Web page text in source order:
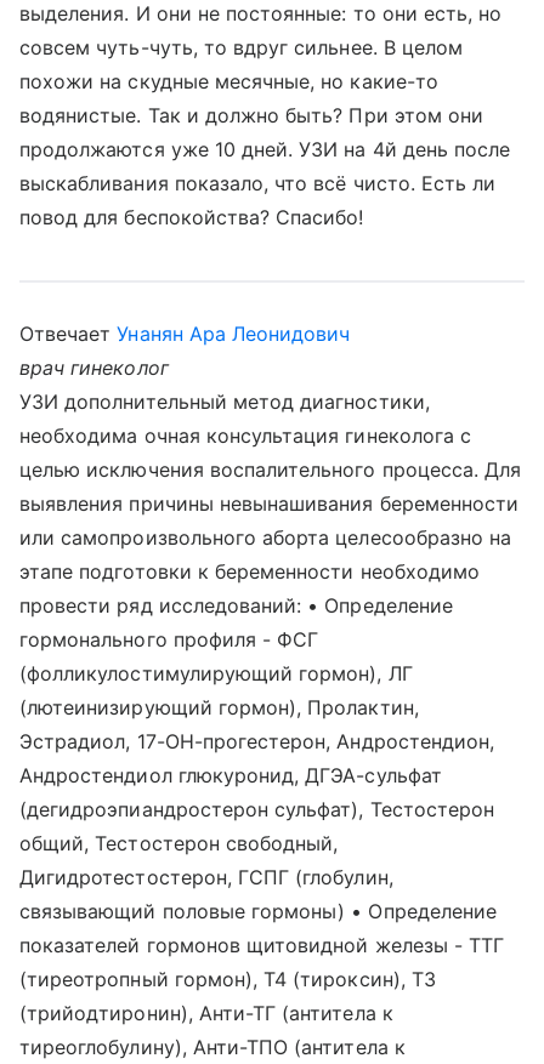
выделения. И они не постоянные: то они есть, но
совсем чуть-чуть, то вдруг сильнее. В целом
похожи на скудные месячные, но какие-то
водянистые. Так и должно быть? При этом они
продолжаются уже 10 дней. УЗИ на 4й день после
выскабливания показало, что всё чисто. Есть ли
повод для беспокойства? Спасибо!
ОтвечаетУнанян Ара Леонидович
врач гинеколог
УЗИ дополнительный метод диагностики,
необходима очная консультация гинеколога с
целью исключения воспалительного процесса. Для
выявления причины невынашивания беременности
или самопроизвольного аборта целесообразно на
этапе подготовки к беременности необходимо
провести ряд исследований: • Определение
гормонального профиля - ФСГ
(фолликулостимулирующий гормон), ЛГ
(лютеинизирующий гормон), Пролактин,
Эстрадиол, 17-OH-прогестерон, Андростендион,
Андростендиол глюкуронид, ДГЭА-сульфат
(дегидроэпиандростерон сульфат), Тестостерон
общий, Тестостерон свободный,
Дигидротестостерон, ГСПГ (глобулин,
связывающий половые гормоны) • Определение
показателей гормонов щитовидной железы - ТТГ
(тиреотропный гормон), Т4 (тироксин), Т3
(трийодтиронин), Анти-ТГ (антитела к
тиреоглобулину), Анти-ТПО (антитела к